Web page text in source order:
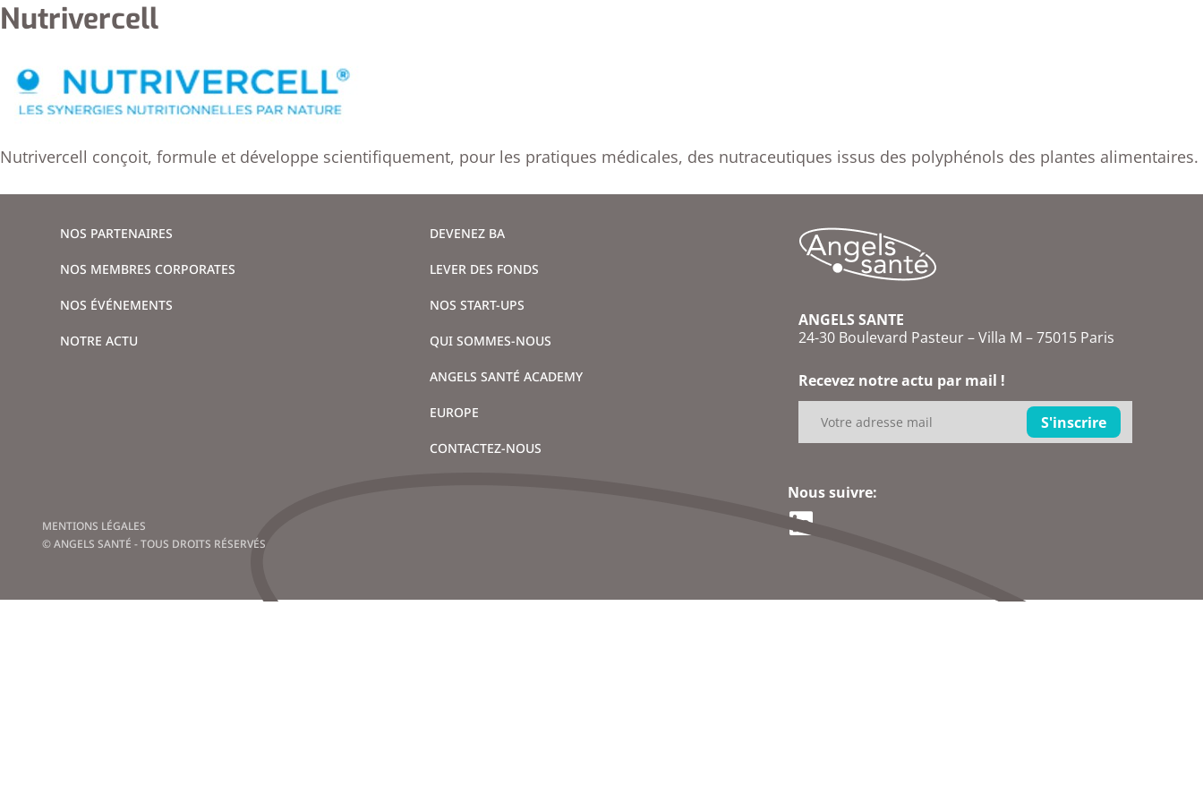
Nutrivercell
Nutrivercell conçoit, formule et développe scientifiquement, pour les pratiques médicales, des nutraceutiques issus des polyphénols des plantes alimentaires.
NOS PARTENAIRES
NOS MEMBRES CORPORATES
NOS ÉVÉNEMENTS
NOTRE ACTU
DEVENEZ BA
LEVER DES FONDS
NOS START-UPS
QUI SOMMES-NOUS
ANGELS SANTÉ ACADEMY
EUROPE
CONTACTEZ-NOUS
ANGELS SANTE
24-30 Boulevard Pasteur – Villa M – 75015 Paris
Recevez notre actu par mail !
MENTIONS LÉGALES
© ANGELS SANTÉ - TOUS DROITS RÉSERVÉS
Nous suivre: